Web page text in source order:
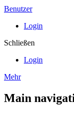
Benutzer
Login
Schließen
Login
Mehr
Main